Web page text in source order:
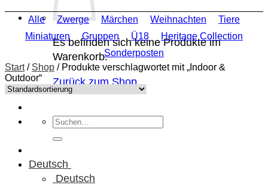
Es befinden sich keine Produkte im
Warenkorb.
Zurück zum Shop
Suchen
nach:
Deutsch
Deutsch
Alle Zwerge Märchen Weihnachten
Tiere
Miniaturen
Gruppen Ü18
Heritage Collection
Sonderposten
Start / Shop /Produkte verschlagwortet mit „Indoor &
Outdoor“